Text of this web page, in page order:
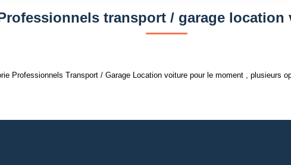
transport / garage location
Professionnels Transport / Garage Location voiture pour le moment , plusieurs